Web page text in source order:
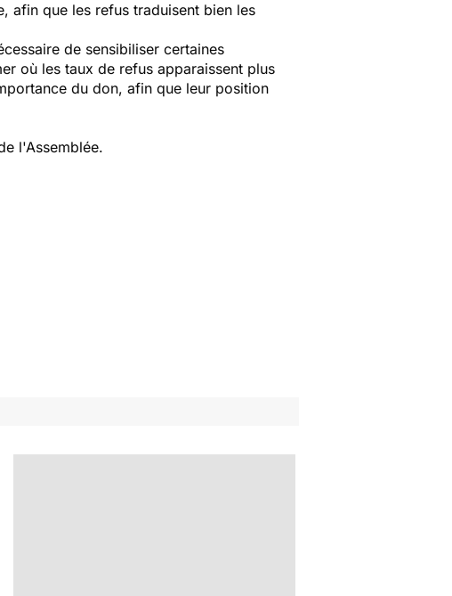
afin que les refus traduisent bien les
de sensibiliser certaines
où les taux de refus apparaissent plus
du don, afin que leur position
l'Assemblée.